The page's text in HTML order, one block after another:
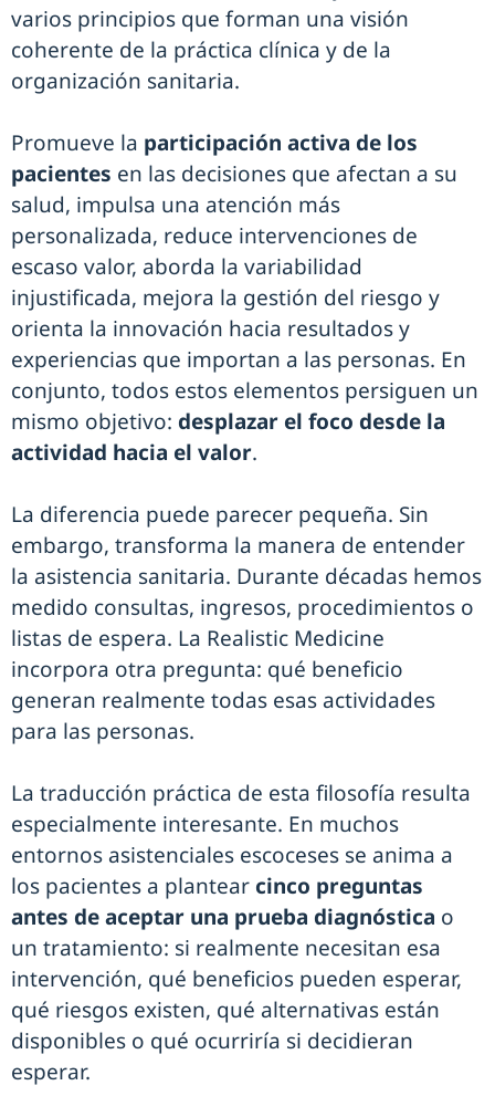
varios principios que forman una visión
coherente de la práctica clínica y de la
organización sanitaria.
Promueve la participación activa de los
pacientes en las decisiones que afectan a su
salud, impulsa una atención más
personalizada, reduce intervenciones de
escaso valor, aborda la variabilidad
injustificada, mejora la gestión del riesgo y
orienta la innovación hacia resultados y
experiencias que importan a las personas. En
conjunto, todos estos elementos persiguen un
mismo objetivo: desplazar el foco desde la
actividad hacia el valor.
La diferencia puede parecer pequeña. Sin
embargo, transforma la manera de entender
la asistencia sanitaria. Durante décadas hemos
medido consultas, ingresos, procedimientos o
listas de espera. La Realistic Medicine
incorpora otra pregunta: qué beneficio
generan realmente todas esas actividades
para las personas.
La traducción práctica de esta filosofía resulta
especialmente interesante. En muchos
entornos asistenciales escoceses se anima a
los pacientes a plantear cinco preguntas
antes de aceptar una prueba diagnóstica o
un tratamiento: si realmente necesitan esa
intervención, qué beneficios pueden esperar,
qué riesgos existen, qué alternativas están
disponibles o qué ocurriría si decidieran
esperar.